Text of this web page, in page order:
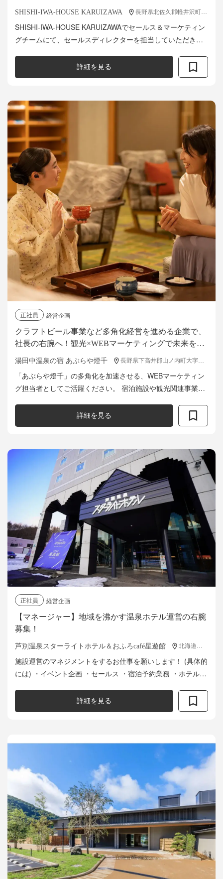
SHISHI-IWA-HOUSE KARUIZAWA 長野県北佐久郡軽井沢町長倉2147-768
SHISHI-IWA-HOUSE KARUIZAWAでセールス＆マーケティン
グチームにて、セールスディレクターを担当していただきま
詳細を見る
正社員
経営企画
クラフトビール事業など多角化経営を進める企業で、
社長の右腕へ！観光×WEBマーケティングで未来を創
る経営企画スタッフ募集！
湯田中温泉の宿 あぶらや燈千 長野県下高井郡山ノ内町大字佐野2586番地5
「あぶらや燈千」の多角化を加速させる、WEBマーケティン
グ担当者としてご活躍ください。 宿泊施設や観光関連事業に
していきましょう。 ・売...
詳細を見る
正社員
経営企画
【マネージャー】地域を沸かす温泉ホテル運営の右腕
募集！
芦別温泉スターライトホテル＆おふろcafé星遊館 北海道芦別市旭町油谷１番地
施設運営のマネジメントをするお仕事を願いします！ (具体的
には) ・イベント企画 ・セールス ・宿泊予約業務 ・ホテルや
詳細を見る